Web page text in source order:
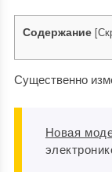
Содержание [
Существенно
Новая